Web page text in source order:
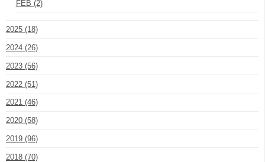
FEB (2)
2025 (18)
2024 (26)
2023 (56)
2022 (51)
2021 (46)
2020 (58)
2019 (96)
2018 (70)